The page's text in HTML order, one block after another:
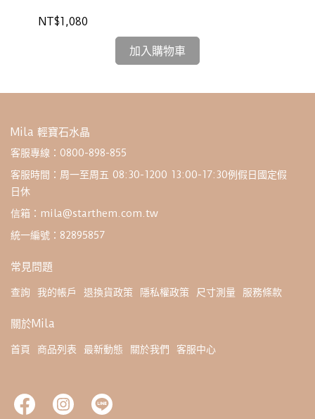
NT$1,080
加入購物車
Mila 輕寶石水晶
客服專線：0800-898-855
客服時間：周一至周五 08:30-1200 13:00-17:30例假日國定假
日休
信箱：mila@starthem.com.tw
統一編號：82895857
常見問題
查詢 我的帳戶 退換貨政策 隱私權政策 尺寸測量 服務條款
關於Mila
首頁 商品列表 最新動態 關於我們 客服中心